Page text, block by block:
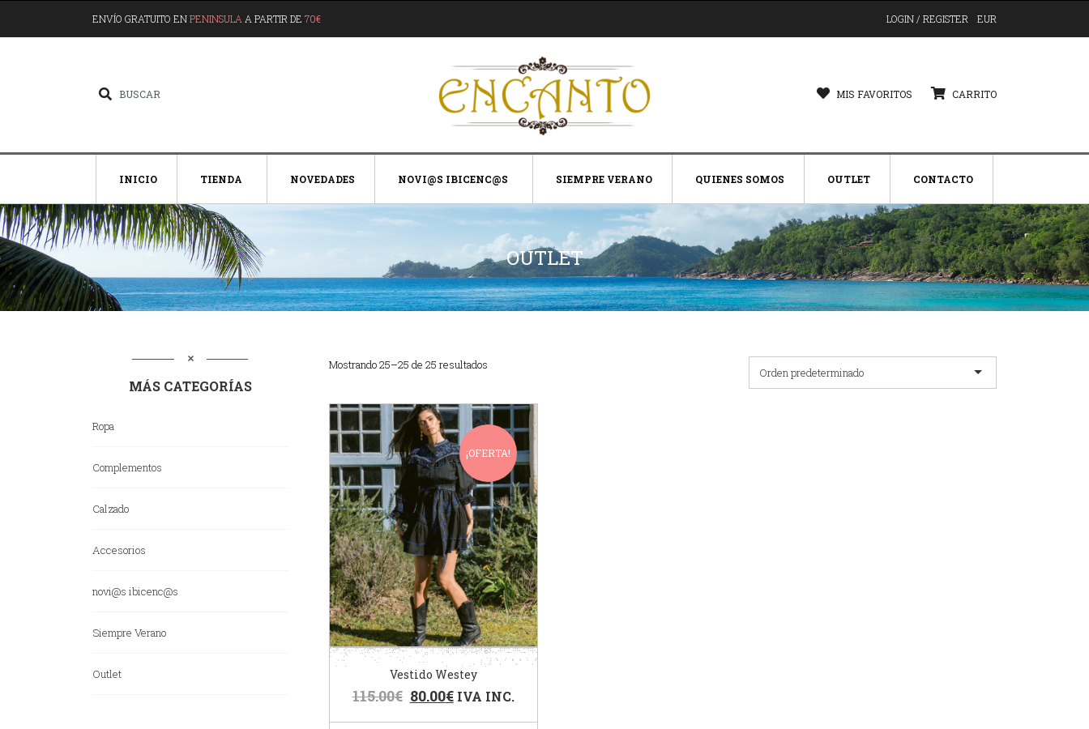
ENVÍO GRATUITO ENPENINSULA A PARTIR DE 70€ LOGIN / REGISTER EUR
MIS FAVORITOS CARRITO
INICIO TIENDA NOVEDADES NOVI@S IBICENC@S SIEMPRE VERANO QUIENES SOMOS OUTLET CONTACTO
OUTLET
Mostrando 25–25 de 25 resultados
Orden predeterminado
¡OFERTA!
Vestido Westey
115.00€ 80.00€ IVA INC.
MÁS CATEGORÍAS
Ropa
Complementos
Calzado
Accesorios
novi@s ibicenc@s
Siempre Verano
Outlet